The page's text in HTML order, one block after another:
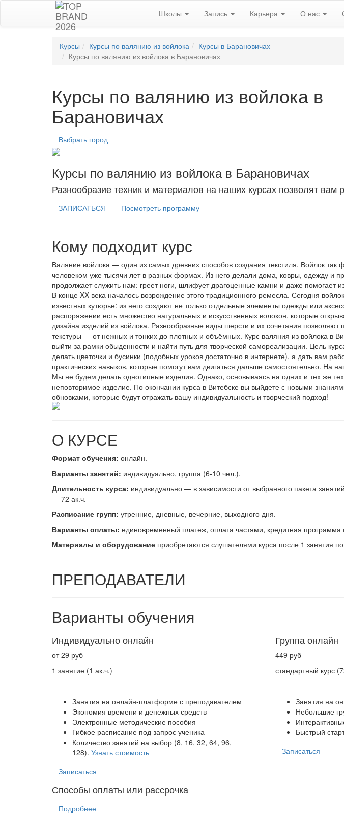
Школы Запись Карьера О нас
Курсы Курсы по валянию из войлока
Курсы в Барановичах
Курсы по валянию из войлока в Барановичах
Курсы по валянию из войлока в
Барановичах
Выбрать город
Курсы по валянию из войлока в Барановичах
Разнообразие техник и материалов на наших курсах позволят вам
ЗАПИСАТЬСЯ Посмотреть программу
Кому подходит курс
Валяние войлока — один из самых древних способов создания текстиля. Войлок так
человеком уже тысячи лет в разных формах. Из него делали дома, ковры, одежду и
продолжает служить нам: греет ноги, шлифует драгоценные камни и даже помогает
В конце XX века началось возрождение этого традиционного ремесла. Сегодня
известных кутюрье: из него создают не только отдельные элементы одежды или
распоряжении есть множество натуральных и искусственных волокон, которые
дизайна изделий из войлока. Разнообразные виды шерсти и их сочетания позволяют
текстуры — от нежных и тонких до плотных и объёмных. Курс валяния из войлока в
выйти за рамки обыденности и найти путь для творческой самореализации. Цель
делать цветочки и бусинки (подобных уроков достаточно в интернете), а дать вам
практических навыков, которые помогут вам двигаться дальше самостоятельно. На
Мы не будем делать однотипные изделия. Однако, основываясь на одних и тех же
неповторимое изделие. По окончании курса в Витебске вы выйдете с новыми
обновками, которые будут отражать вашу индивидуальность и творческий подход!
О КУРСЕ
Формат обучения: онлайн.
Варианты занятий: индивидуально, группа (6-10 чел.).
Длительность курса: индивидуально — в зависимости от выбранного пакета
— 72 ак.ч.
Расписание групп: утренние, дневные, вечерние, выходного дня.
Варианты оплаты: единовременный платеж, оплата частями, кредитная программа
Материалы и оборудование приобретаются слушателями курса после 1 занятия по
ПРЕПОДАВАТЕЛИ
Варианты обучения
Индивидуально онлайн
от 29 руб
1 занятие (1 ак.ч.)
Занятия на онлайн-платформе с преподавателем
Экономия времени и денежных средств
Электронные методические пособия
Гибкое расписание под запрос ученика
Количество занятий на выбор (8, 16, 32, 64, 96,
128). Узнать стоимость
Записаться
Группа онлайн
449 руб
стандартный курс
Занятия на
Небольшие
Быстрый
Записаться
Способы оплаты или рассрочка
Подробнее